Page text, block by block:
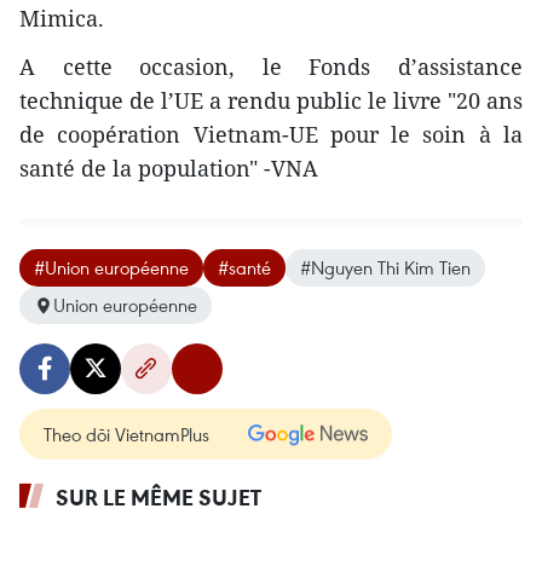
Mimica.
A cette occasion, le Fonds d’assistance
technique de l’UE a rendu public le livre "20 ans
de coopération Vietnam-UE pour ​le soin à la
santé de la population" -VNA
#Union européenne #santé
#Nguyen Thi Kim Tien
Union européenne
Theo dõi VietnamPlus
SUR LE MÊME SUJET